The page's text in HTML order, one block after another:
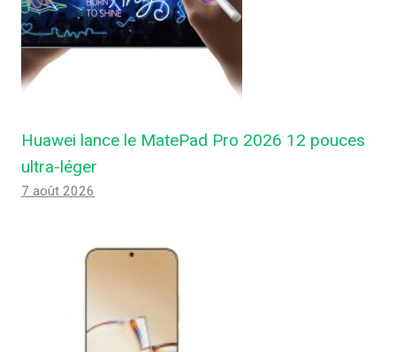
Huawei lance le MatePad Pro 2026 12 pouces
ultra-léger
7 août 2026